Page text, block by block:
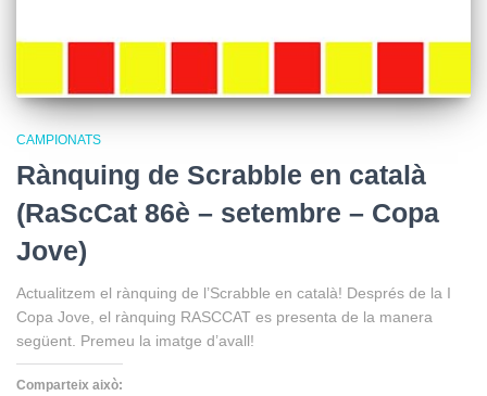
CAMPIONATS
Rànquing de Scrabble en català
(RaScCat 86è – setembre – Copa
Jove)
Actualitzem el rànquing de l’Scrabble en català! Després de la I
Copa Jove, el rànquing RASCCAT es presenta de la manera
següent. Premeu la imatge d’avall!
Comparteix això: